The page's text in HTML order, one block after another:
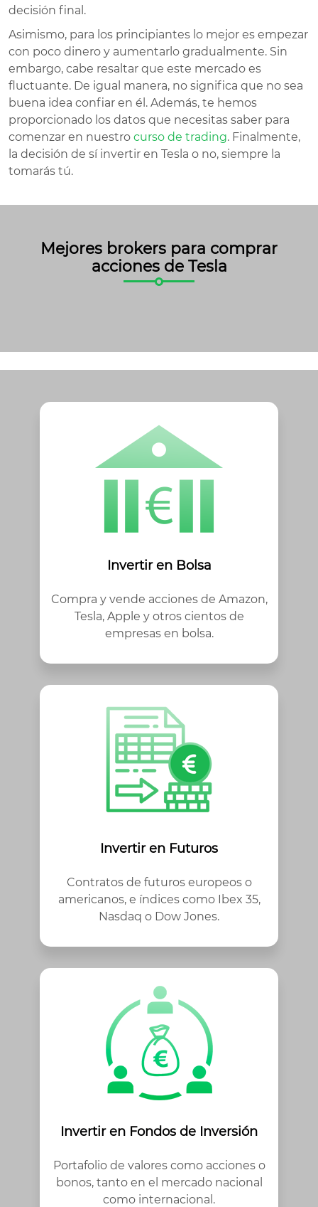
decisión final.
Asimismo, para los principiantes lo mejor es empezar
con poco dinero y aumentarlo gradualmente. Sin
embargo, cabe resaltar que este mercado es
fluctuante. De igual manera, no significa que no sea
buena idea confiar en él. Además, te hemos
proporcionado los datos que necesitas saber para
comenzar en nuestro curso de trading. Finalmente,
la decisión de sí invertir en Tesla o no, siempre la
tomarás tú.
Mejores brokers para comprar
acciones de Tesla
Invertir en Bolsa
Compra y vende acciones de Amazon,
Tesla, Apple y otros cientos de
empresas en bolsa.
Invertir en Futuros
Contratos de futuros europeos o
americanos, e índices como Ibex 35,
Nasdaq o Dow Jones.
Invertir en Fondos de Inversión
Portafolio de valores como acciones o
bonos, tanto en el mercado nacional
como internacional.